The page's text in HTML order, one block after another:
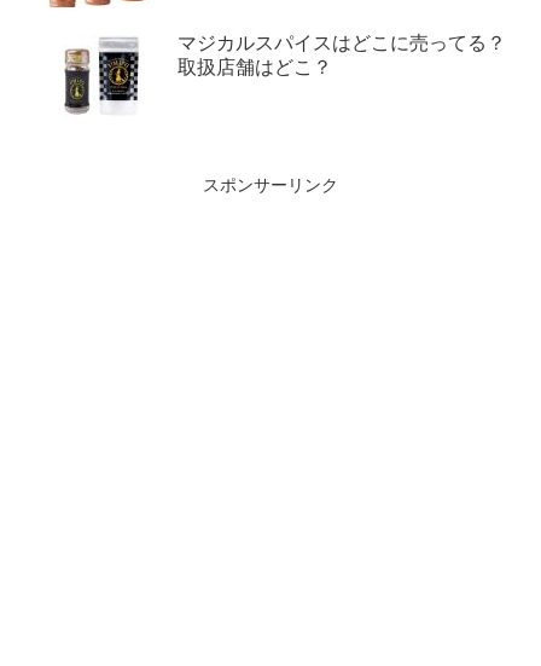
マジカルスパイスはどこに売ってる？
取扱店舗はどこ？
スポンサーリンク